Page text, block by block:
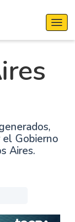
el Gobierno
Aires.